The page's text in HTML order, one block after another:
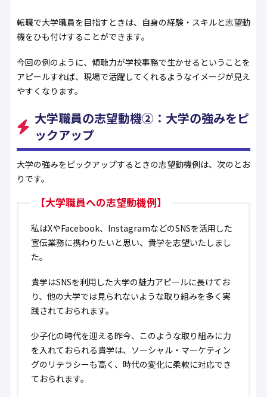
転職で大学職員を目指すときは、自身の経験・スキルと志望動
機をひも付けすることができます。
今回の例のように、傾聴力が学校事務で生かせるということを
アピールすれば、現場で活躍してくれるようなイメージが見え
やすくなります。
大学職員の志望動機②：大学の強みをピ
ックアップ
大学の強みをピックアップするときの志望動機例は、次のとお
りです。
【大学職員への志望動機例】
私はXやFacebook、InstagramなどのSNSを活用した
宣伝業務に携わりたいと思い、貴学を志望いたしまし
た。
貴学はSNSを利用した大学の魅力アピールに長けてお
り、他の大学では見られないような取り組みを多く実
践されておられます。
少子化の時代を迎える昨今、このような取り組みに力
を入れておられる貴学は、ソーシャル・マーケティン
グのリテラシーも高く、時代の変化に柔軟に対応でき
ておられます。